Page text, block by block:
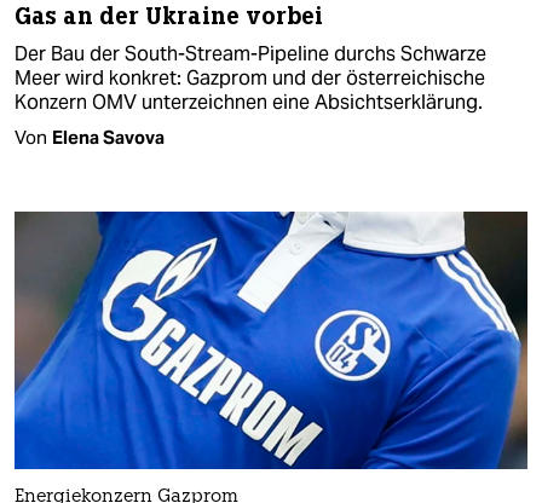
Gas an der Ukraine vorbei
Der Bau der South-Stream-Pipeline durchs Schwarze
Meer wird konkret: Gazprom und der österreichische
Konzern OMV unterzeichnen eine Absichtserklärung.
Von Elena Savova
Energiekonzern Gazprom